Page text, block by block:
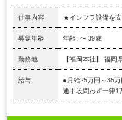
仕事内容 ★インフラ設備を支
募集年齢 年齢: 〜 39歳
勤務地 【福岡本社】 福岡
給与
●月給25万円～35
通手段問わず一律1